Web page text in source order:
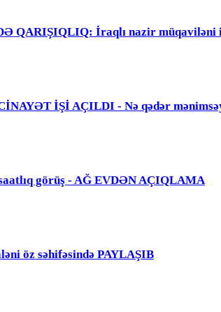
QARIŞIQLIQ: İraqlı nazir müqaviləni
İŞİ AÇILDI - Nə qədər
görüş - AĞ EVDƏN AÇIQLAMA
öz səhifəsində PAYLAŞIB